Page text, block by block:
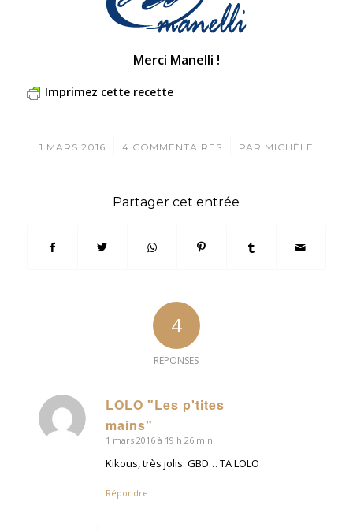
Merci Manelli !
Imprimez cette recette
1 MARS 2016
/ 4 COMMENTAIRES
/ PAR MICHÈLE
Partager cet entrée
4
RÉPONSES
LOLO "Les p'tites
mains"
dit
:
1 mars 2016 à 19 h 26 min
Kikous, très jolis. GBD… TA LOLO
Répondre